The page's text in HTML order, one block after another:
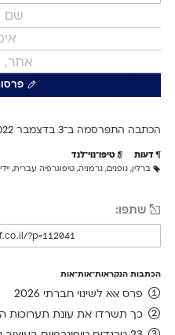
הכתבה התפרסמה ב־3 ב דצמבר 2022
דעות טיפו־נוי־לנד
ברלין, גופנים, גרמניה, טיפוגרפיה עברית,
שתפו:
הכתבות הנקראות־אות־אות
פרס אאא לשינוי חברתי 2026
כך תשרדו את עונת תערוכות